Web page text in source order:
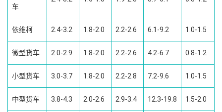
车
依维柯 2.4-3.2 1.8-2.0 2.2-2.6 6.1-9.2 1.0-1.5
微型货车 2.0-2.9 1.8-2.0 2.2-2.6 4.2-6.7 0.8-1.2
小型货车 3.0-3.7 1.8-2.0 2.2-2.8 7.2-9.6 1.0-1.5
中型货车 3.8-4.3 2.0-2.6 2.9-3.4 12.3-19.8 1.5-2.0